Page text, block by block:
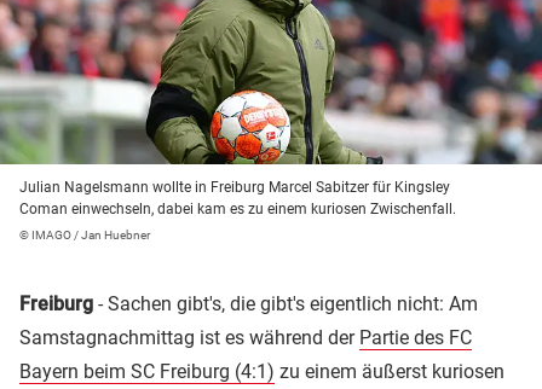
Julian Nagelsmann wollte in Freiburg Marcel Sabitzer für Kingsley
Coman einwechseln, dabei kam es zu einem kuriosen Zwischenfall.
© IMAGO / Jan Huebner
Freiburg - Sachen gibt's, die gibt's eigentlich nicht: Am
Samstagnachmittag ist es während der Partie des FC
Bayern beim SC Freiburg (4:1) zu einem äußerst kuriosen